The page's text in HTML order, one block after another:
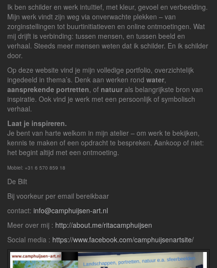
Ik ben schilder en werk intuïtief, met kleur, gevoel en verbeelding.
Mijn werk vindt zijn weg via onverwachte plekken – van
zorginstellingen tot buurtinitiatieven en online ontmoetingen. Wat
mij drijft is verbinding: tussen mensen, en tussen beeld en
verhaal. Steeds meer mensen weten dat ik schilder. En ik schilder
door.
Op deze website vind je mijn volledige portfolio, overzichtelijk
ingedeeld in thema’s. Denk aan werken rond water,
aansprekende portretten, of natuur als belangrijkste bron van
inspiratie. Ook vind je werk met een persoonlijk of symbolisch
verhaal.
Laat je inspireren.
Je bent van harte welkom in mijn atelier – om werk te bekijken,
kennis te maken of een opdracht te bespreken. Aankoop of niet:
het begint altijd met een ontmoeting.
Mobiel: +31 6 570 859 18
De Bilt
Bij voorkeur per email bereikbaar
contact: info@camphuijsen-art.nl
Meer over mij : http://about.me/ritacamphuijsen
Social media : https://www.facebook.com/camphuijsenartsite/